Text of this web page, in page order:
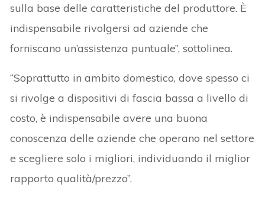
sulla base delle caratteristiche del produttore. È
indispensabile rivolgersi ad aziende che
forniscano un’assistenza puntuale”, sottolinea.
“Soprattutto in ambito domestico, dove spesso ci
si rivolge a dispositivi di fascia bassa a livello di
costo, è indispensabile avere una buona
conoscenza delle aziende che operano nel settore
e scegliere solo i migliori, individuando il miglior
rapporto qualità/prezzo”.